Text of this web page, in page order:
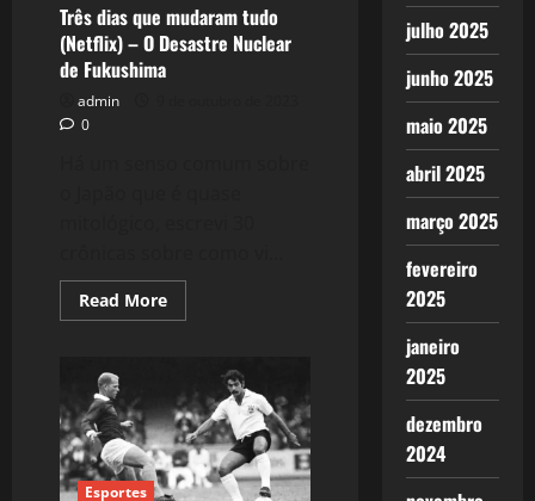
Três dias que mudaram tudo
(Netflix) – O Desastre Nuclear
de Fukushima
admin
0
Read MoreRead
more
mudaram
tudo
(Netflix)
–
O
Desastre
Esportes
julho 2025
junho 2025
maio 2025
abril 2025
março 2025
fevereiro
2025
janeiro
2025
dezembro
2024